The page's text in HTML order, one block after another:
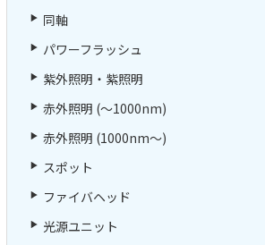
同軸
パワーフラッシュ
紫外照明・紫照明
赤外照明 (～1000nm)
赤外照明 (1000nm～)
スポット
ファイバヘッド
光源ユニット